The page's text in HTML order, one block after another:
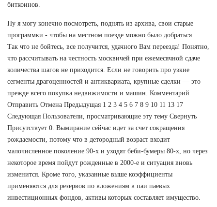
биткоинов.
Ну я могу конечно посмотреть, поднять из архива, свои старые
программки - чтобы на местном поезде можно было добраться...
Так что не бойтесь, все получится, удачного Вам переезда! Понятно,
что рассчитывать на честность москвичей при ежемесячной сдаче
количества шагов не приходится. Если не говорить про узкие
сегменты драгоценностей и антиквариата, крупные сделки — это
прежде всего покупка недвижимости и машин. Комментарий
Отправить Отмена Предыдущая 1 2 3 4 5 6 7 8 9 10 11 13 17
Следующая Пользователи, просматривающие эту тему Свернуть
Присутствует 0. Вымирание сейчас идет за счет сокращения
рождаемости, потому что в детородный возраст входит
малочисленное поколение 90-х и уходят беби-бумеры 80-х, но через
некоторое время пойдут рожденные в 2000-е и ситуация вновь
изменится. Кроме того, указанные выше коэффициенты
применяются для резервов по вложениям в паи паевых
инвестиционных фондов, активы которых составляет имущество.